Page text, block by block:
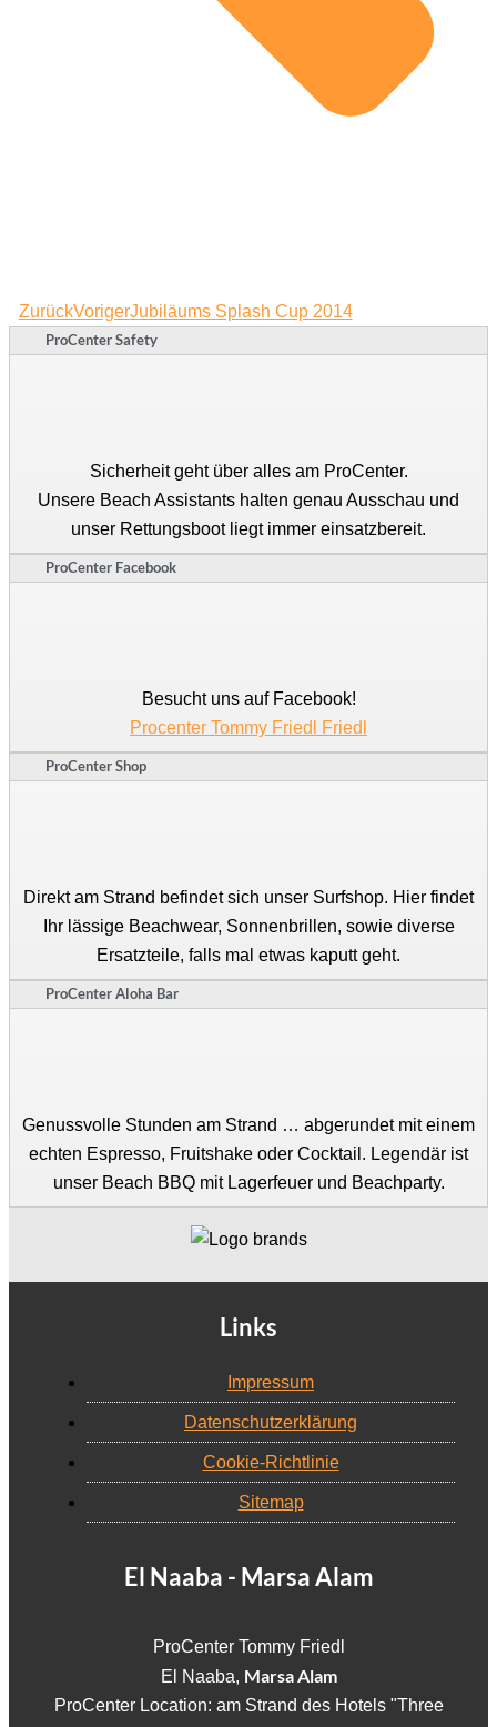
ZurückVorigerJubiläums Splash Cup 2014
ProCenter Safety
Sicherheit geht über alles am ProCenter.
Unsere Beach Assistants halten genau Ausschau und
unser Rettungsboot liegt immer einsatzbereit.
ProCenter Facebook
Besucht uns auf Facebook!
Procenter Tommy Friedl Friedl
ProCenter Shop
Direkt am Strand befindet sich unser Surfshop. Hier findet
Ihr lässige Beachwear, Sonnenbrillen, sowie diverse
Ersatzteile, falls mal etwas kaputt geht.
ProCenter Aloha Bar
Genussvolle Stunden am Strand … abgerundet mit einem
echten Espresso, Fruitshake oder Cocktail. Legendär ist
unser Beach BBQ mit Lagerfeuer und Beachparty.
Links
Impressum
Datenschutzerklärung
Cookie-Richtlinie
Sitemap
El Naaba - Marsa Alam
ProCenter Tommy Friedl
El Naaba, Marsa Alam
ProCenter Location: am Strand des Hotels "Three